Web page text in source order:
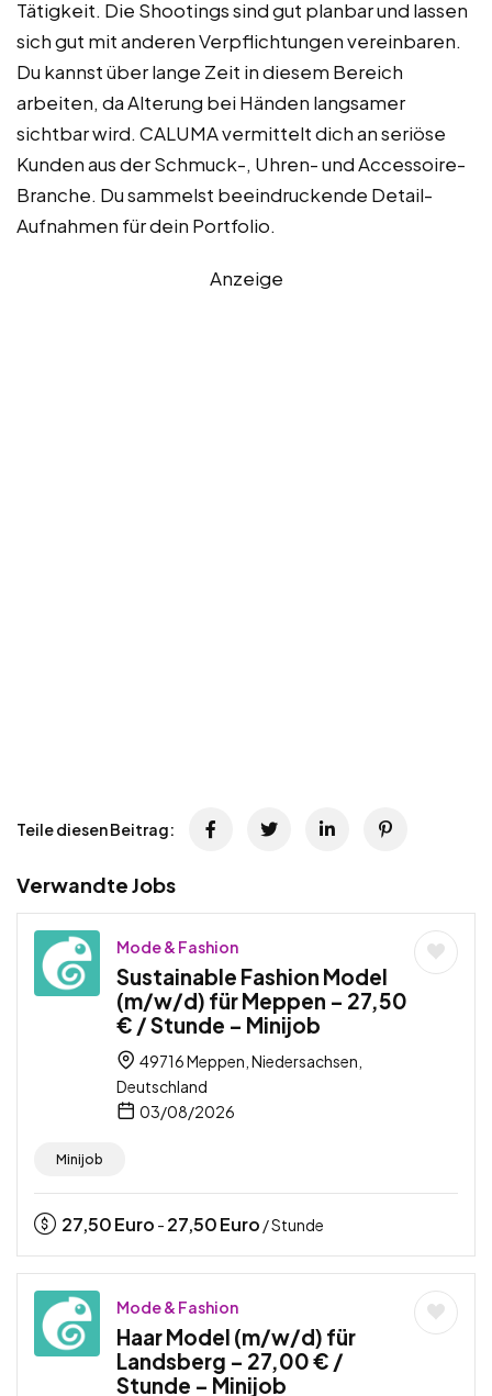
Tätigkeit. Die Shootings sind gut planbar und lassen
sich gut mit anderen Verpflichtungen vereinbaren.
Du kannst über lange Zeit in diesem Bereich
arbeiten, da Alterung bei Händen langsamer
sichtbar wird. CALUMA vermittelt dich an seriöse
Kunden aus der Schmuck-, Uhren- und Accessoire-
Branche. Du sammelst beeindruckende Detail-
Aufnahmen für dein Portfolio.
Anzeige
Teile diesen Beitrag:
Verwandte Jobs
Mode & Fashion
Sustainable Fashion Model
(m/w/d) für Meppen – 27,50
€ / Stunde – Minijob
49716 Meppen, Niedersachsen,
Deutschland
03/08/2026
Minijob
27,50Euro - 27,50Euro / Stunde
Mode & Fashion
Haar Model (m/w/d) für
Landsberg – 27,00 € /
Stunde – Minijob